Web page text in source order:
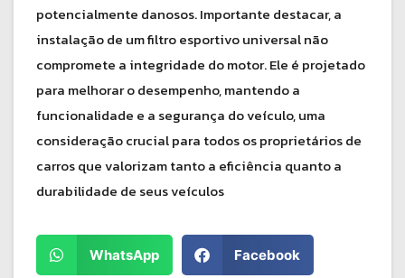
potencialmente danosos. Importante destacar, a
instalação de um filtro esportivo universal não
compromete a integridade do motor. Ele é projetado
para melhorar o desempenho, mantendo a
funcionalidade e a segurança do veículo, uma
consideração crucial para todos os proprietários de
carros que valorizam tanto a eficiência quanto a
durabilidade de seus veículos
WhatsApp Facebook